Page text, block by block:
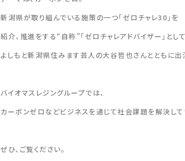
新潟県が取り組んでいる施策の一つ「ゼロチャレ30」を
紹介、推進をする“自称”「ゼロチャレアドバイザー」として
よしもと新潟県住みます芸人の大谷哲也さんとともに出
バイオマスレジングループでは、
カーボンゼロなどビジネスを通じて社会課題を解決して
ぜひ、ご覧ください。